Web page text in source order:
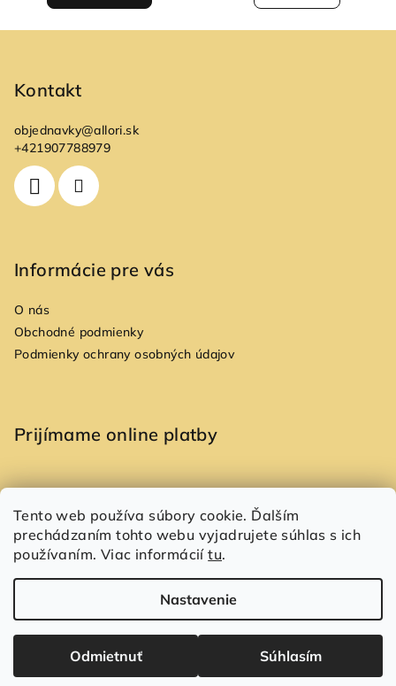
Tento web používa súbory cookie. Ďalším
prechádzaním tohto webu vyjadrujete súhlas s ich
používaním. Viac informáciítu.
Nastavenie
Odmietnuť Súhlasím
Kontakt
objednavky@allori.sk
+421907788979
Informácie pre vás
O nás
Obchodné podmienky
Podmienky ochrany osobných údajov
Prijímame online platby
Copyright 2026Allori. Všetky práva vyhradené.